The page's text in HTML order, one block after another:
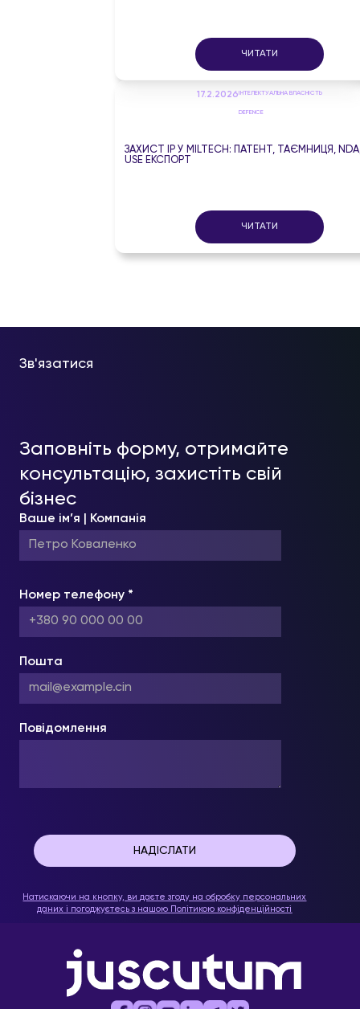
ЧИТАТИ
17.2.2026 ІНТЕЛЕКТУАЛЬНА ВЛАСНІСТЬ
DEFENCE
ЗАХИСТ IP У MILTECH: ПАТЕНТ, ТАЄМНИЦЯ,
USE ЕКСПОРТ
ЧИТАТИ
Зв'язатися
Заповніть форму, отримайте
консультацію, захистіть свій
бізнес
Ваше ім’я | Компанія
Номер телефону *
Пошта
Повідомлення
Натискаючи на кнопку, ви даєте згоду на обробку персональних
даних і погоджуєтесь з нашою Політикою конфіденційності